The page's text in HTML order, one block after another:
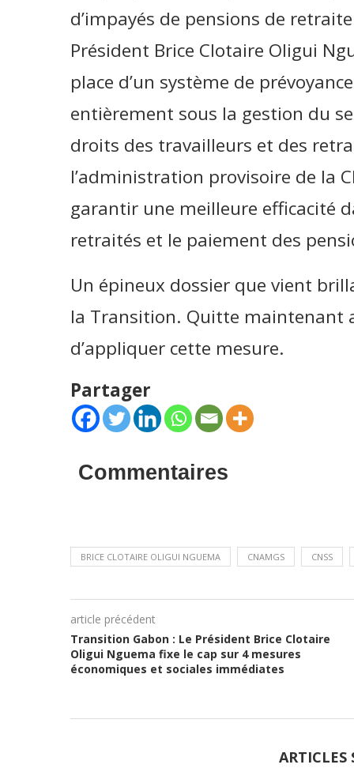
d’impayés de pensions de
Président Brice Clotaire Oligui
place d’un système de
entièrement sous la gestion du
droits des travailleurs et des
l’administration provisoire de la
garantir une meilleure efficacité
retraités et le paiement des
Un épineux dossier que vient
la Transition. Quitte maintenant
d’appliquer cette mesure.
Partager
Commentaires
BRICE CLOTAIRE OLIGUI NGUEMA CNAMGS CNSS
article précédent
Transition Gabon : Le Président Brice Clotaire
Oligui Nguema fixe le cap sur 4 mesures
économiques et sociales immédiates
ARTICLES